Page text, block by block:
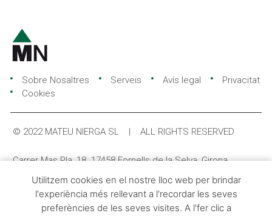
Sobre Nosaltres Serveis Avís legal
Privacitat
Cookies
© 2022 MATEU NIERGA SL | ALL RIGHTS RESERVED
Carrer Mas Pla, 18. 17458 Fornells de la Selva, Girona
(+34) 972 47 51 59 info@mateunierga.com
Utilitzem cookies en el nostre lloc web per brindar
l'experiència més rellevant a l'recordar les seves
preferències de les seves visites. A l'fer clic a